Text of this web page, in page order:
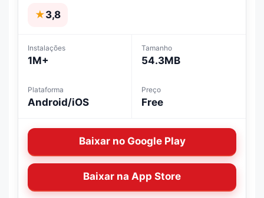
★3,8
Instalações
1M+
Tamanho
54.3MB
Plataforma
Android/iOS
Preço
Free
Baixar no Google Play
Baixar na App Store